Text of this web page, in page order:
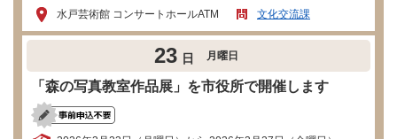
水戸芸術館 コンサートホールATM
文化交流課
23 日 月曜日
「森の写真教室作品展」を市役所で開催します